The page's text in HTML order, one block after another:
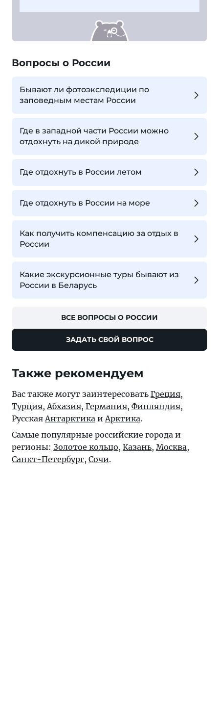
Вопросы о России
Бывают ли фотоэкспедиции по
заповедным местам России
Где в западной части России можно
отдохнуть на дикой природе
Где отдохнуть в России летом
Где отдохнуть в России на море
Как получить компенсацию за отдых в
России
Какие экскурсионные туры бывают из
России в Беларусь
ВСЕ ВОПРОСЫ О РОССИИ
ЗАДАТЬ СВОЙ ВОПРОС
Также рекомендуем
Вас также могут заинтересовать Греция,
Турция, Абхазия, Германия, Финляндия,
Русская Антарктика и Арктика.
Самые популярные российские города и
регионы: Золотое кольцо, Казань, Москва,
Санкт-Петербург, Сочи.